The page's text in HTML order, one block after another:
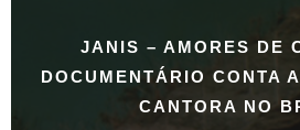
JANIS – AMORES DE
DOCUMENTÁRIO CONTA
CANTORA NO